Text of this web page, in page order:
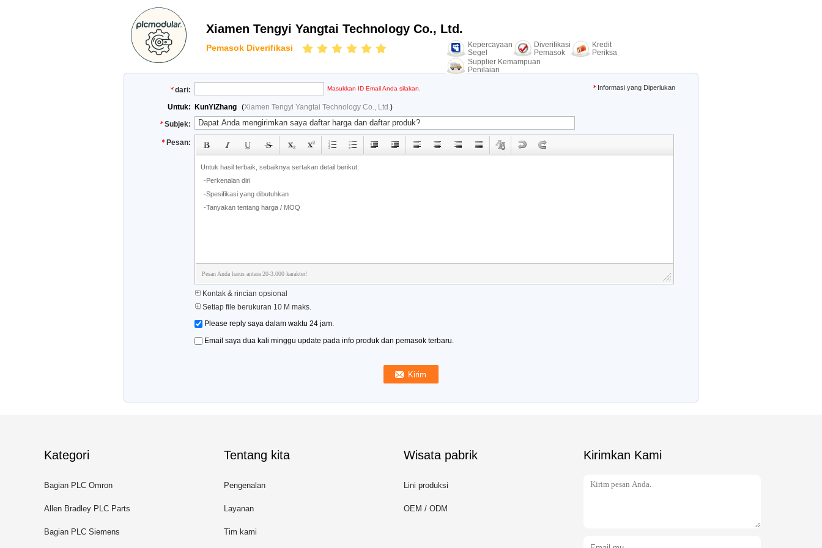
Xiamen Tengyi Yangtai Technology Co., Ltd.
Pemasok Diverifikasi
Kepercayaan
Segel
Diverifikasi
Pemasok
Kredit
Periksa
Supplier Kemampuan
Penilaian
dari: Masukkan ID Email Anda silakan. Informasi yang Diperlukan
Untuk: KunYiZhang (Xiamen Tengyi Yangtai Technology Co., Ltd.)
Subjek:
Pesan:
Pesan Anda harus antara 20-3.000 karakter!
Kontak & rincian opsional
Setiap file berukuran 10 M maks.
Please reply saya dalam waktu 24 jam.
Email saya dua kali minggu update pada info produk dan pemasok terbaru.
Kategori
Bagian PLC Omron
Allen Bradley PLC Parts
Bagian PLC Siemens
Tentang kita
Pengenalan
Layanan
Tim kami
Wisata pabrik
Lini produksi
OEM / ODM
Kirimkan Kami